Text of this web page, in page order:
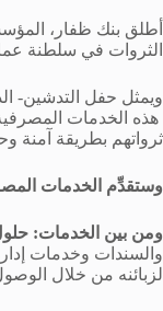
أطلق بنك ظفار،
الثروات في سلطنة
ويمثل حفل التدشين-
هذه الخدمات
ثرواتهم بطريقة آمنة
وستقدِّم الخدمات
ومن بين الخدمات:
والسندات وخدمات
لزبائنه من خلال